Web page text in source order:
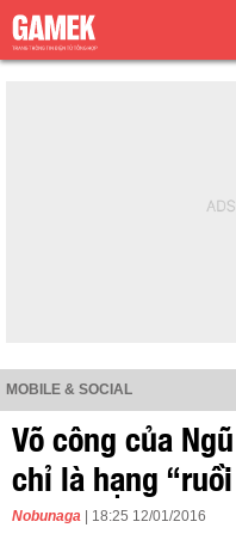
MOBILE & SOCIAL
Võ công của
chỉ là hạng
Nobunaga | 18:25 12/01/2016